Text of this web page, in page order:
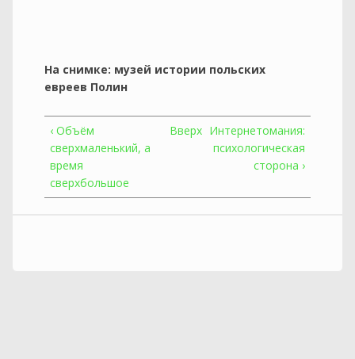
На снимке: музей истории польских
евреев Полин
‹ Объём
сверхмаленький, а
время
сверхбольшое
Вверх Интернетомания:
психологическая
сторона ›